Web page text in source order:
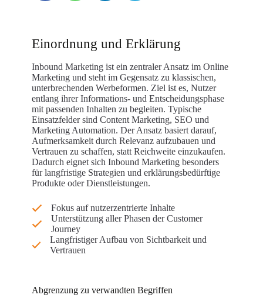
Einordnung und Erklärung
Inbound Marketing ist ein zentraler Ansatz im Online
Marketing und steht im Gegensatz zu klassischen,
unterbrechenden Werbeformen. Ziel ist es, Nutzer
entlang ihrer Informations- und Entscheidungsphase
mit passenden Inhalten zu begleiten. Typische
Einsatzfelder sind Content Marketing, SEO und
Marketing Automation. Der Ansatz basiert darauf,
Aufmerksamkeit durch Relevanz aufzubauen und
Vertrauen zu schaffen, statt Reichweite einzukaufen.
Dadurch eignet sich Inbound Marketing besonders
für langfristige Strategien und erklärungsbedürftige
Produkte oder Dienstleistungen.
Fokus auf nutzerzentrierte Inhalte
Unterstützung aller Phasen der Customer
Journey
Langfristiger Aufbau von Sichtbarkeit und
Vertrauen
Abgrenzung zu verwandten Begriffen